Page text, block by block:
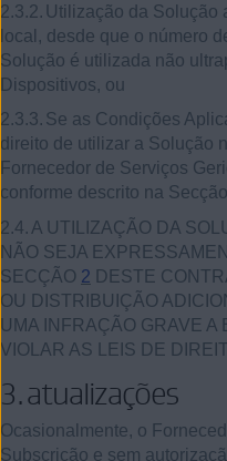
2.3.2. Utilização da Solução
local, desde que o número
Solução é utilizada não
Dispositivos, ou
2.3.3. Se as Condições
direito de utilizar a Solução
Fornecedor de Serviços
conforme descrito na Secção
2.4. A UTILIZAÇÃO DA
NÃO SEJA
SECÇÃO 2 DESTE
OU DISTRIBUIÇÃO
UMA INFRAÇÃO GRAVE A
VIOLAR AS LEIS DE
3.atualizações
Ocasionalmente, o
Subscrição e sem